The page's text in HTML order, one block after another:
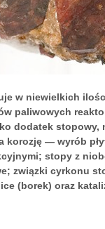
w niewielkich
paliwowych
dodatek stopowy,
korozję — wyrób
stopy z
związki cyrkonu
(borek) oraz